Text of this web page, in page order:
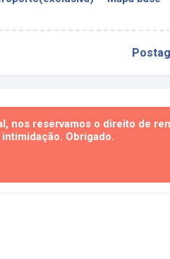
nos reservamos o direito de
Obrigado.